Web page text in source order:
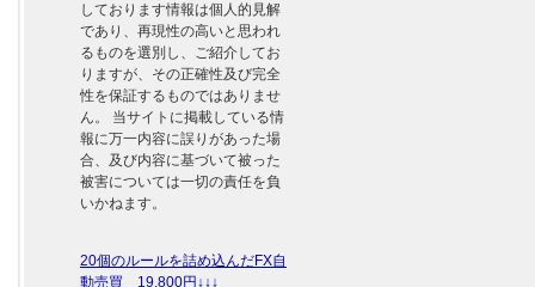
しております情報は個人的見解
であり、再現性の高いと思われ
るものを選別し、ご紹介してお
りますが、その正確性及び完全
性を保証するものではありませ
ん。 当サイトに掲載している情
報に万一内容に誤りがあった場
合、及び内容に基づいて被った
被害については一切の責任を負
いかねます。
20個のルールを詰め込んだFX自
動売買 19,800円↓↓↓